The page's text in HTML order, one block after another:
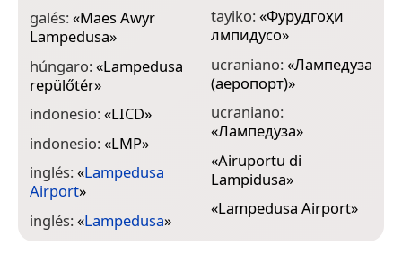
galés:«Maes Awyr
Lampedusa»
húngaro:«Lampedusa
repülőtér»
indonesio:«LICD»
indonesio:«LMP»
inglés:«Lampedusa
Airport»
inglés:«Lampedusa»
tayiko:«Фурудгоҳи
лмпидусо»
ucraniano:«Лампедуза
(аеропорт)»
ucraniano:
«Лампедуза»
«Airuportu di
Lampidusa»
«Lampedusa Airport»